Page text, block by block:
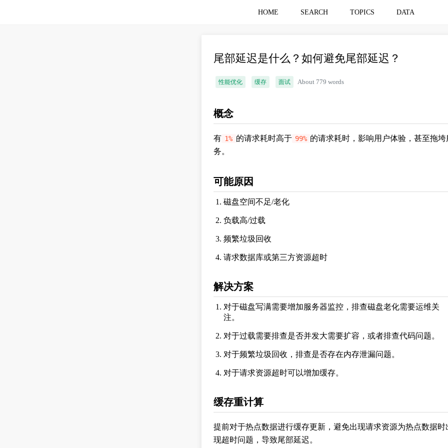
HOME SEARCH TOPICS DATA
尾部延迟是什么？如何避免尾部延迟？
性能优化 缓存 面试 About 779 words
概念
有 1% 的请求耗时高于 99% 的请求耗时，影响用户体验，甚至拖垮
务。
可能原因
磁盘空间不足/老化
负载高/过载
频繁垃圾回收
请求数据库或第三方资源超时
解决方案
对于磁盘写满需要增加服务器监控，排查磁盘老化需要运维关
注。
对于过载需要排查是否并发大需要扩容，或者排查代码问题。
对于频繁垃圾回收，排查是否存在内存泄漏问题。
对于请求资源超时可以增加缓存。
缓存重计算
提前对于热点数据进行缓存更新，避免出现请求资源为热点数据时
现超时问题，导致尾部延迟。